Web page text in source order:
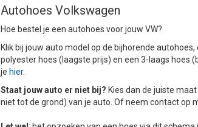
Autohoes Volkswagen
Hoe bestel je een autohoes voor jouw VW?
Klik bij jouw auto model op de bijhorende
polyester hoes (laagste prijs) en een 3-laags hoes
je hier.
Staat jouw auto er niet bij? Kies dan de juiste
niet tot de grond) van je auto. Of neem contact op